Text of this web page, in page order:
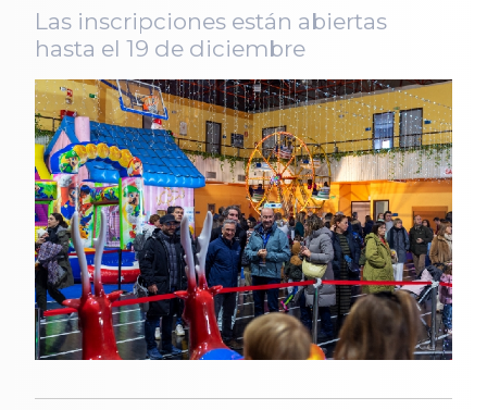
Las inscripciones están abiertas
hasta el 19 de diciembre